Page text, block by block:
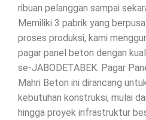
ribuan pelanggan sampai
Memiliki 3 pabrik yang
proses produksi, kami
pagar panel beton dengan
se-JABODETABEK. Pagar
Mahri Beton ini dirancang
kebutuhan konstruksi, mulai
hingga proyek infrastruktur